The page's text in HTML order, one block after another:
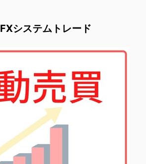
FXシステムトレード